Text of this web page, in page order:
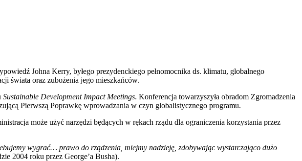
Johna Kerry, byłego prezydenckiego pełnomocnika ds. klimatu, globalnego
świata oraz zubożenia jego mieszkańców.
Sustainable Development Impact Meetings. Konferencja towarzyszyła obradom Zgromadzenia
Pierwszą Poprawkę wprowadzania w czyn globalistycznego programu.
może użyć narzędzi będących w rękach rządu dla ograniczenia korzystania przez
wygrać… prawo do rządzenia, miejmy nadzieję, zdobywając wystarczająco dużo
2004 roku przez George’a Busha).